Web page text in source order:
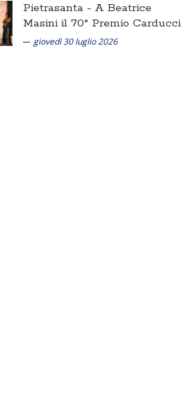
Pietrasanta - A Beatrice
Masini il 70° Premio Carducci
giovedì 30 luglio 2026